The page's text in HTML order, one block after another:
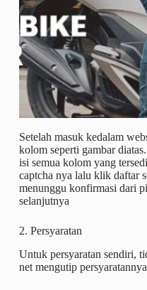
Setelah masuk kedalam
kolom seperti gambar
isi semua kolom yang
captcha nya lalu klik daftar
menunggu konfirmasi dari
selanjutnya
2. Persyaratan
Untuk persyaratan sendiri,
net mengutip